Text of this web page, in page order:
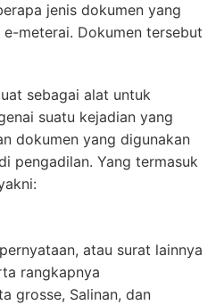
jenis dokumen yang
meterai. Dokumen tersebut
sebagai alat untuk
suatu kejadian yang
dokumen yang digunakan
pengadilan. Yang termasuk
atau surat lainnya
rangkapnya
grosse, Salinan, dan